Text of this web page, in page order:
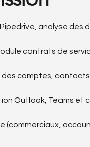
analyse des
contrats de
des comptes,
Outlook, Teams et
(commerciaux,